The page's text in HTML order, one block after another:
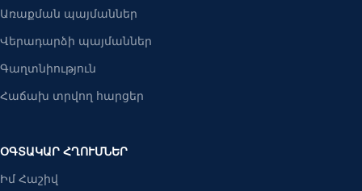
Առաքման պայմաններ
Վերադարձի պայմաններ
Գաղտնիություն
Հաճախ տրվող հարցեր
ՕԳՏԱԿԱՐ ՀՂՈՒՄՆԵՐ
Իմ Հաշիվ